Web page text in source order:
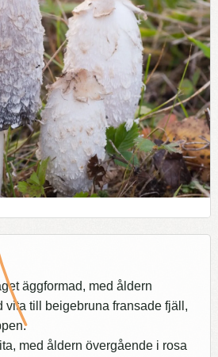
äggformad, med åldern
vita till beigebruna fransade fjäll,
med åldern övergående i rosa